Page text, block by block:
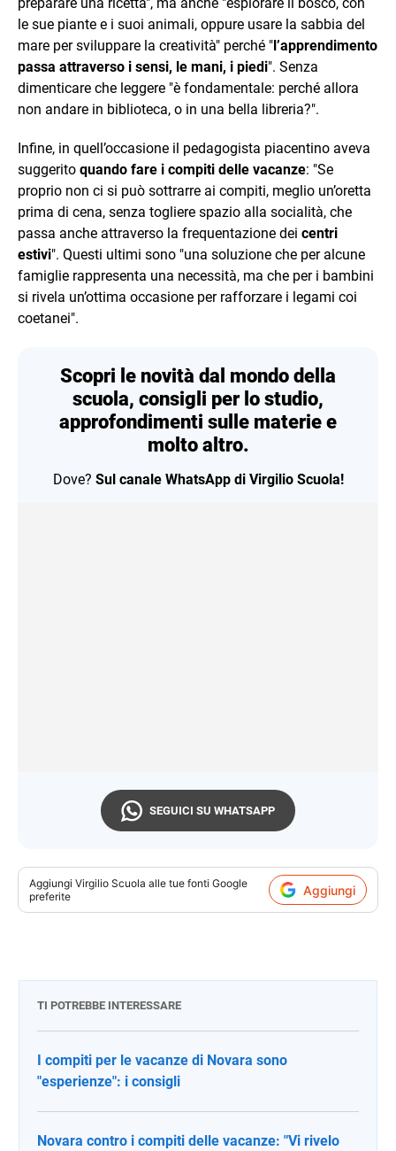
le sue piante e i suoi animali, oppure usare la sabbia del
mare per sviluppare la creatività" perché "l’apprendimento
passa attraverso i sensi, le mani, i piedi". Senza
dimenticare che leggere "è fondamentale: perché allora
non andare in biblioteca, o in una bella libreria?".
Infine, in quell’occasione il pedagogista piacentino aveva
suggerito quando fare i compiti delle vacanze: "Se
proprio non ci si può sottrarre ai compiti, meglio un’oretta
prima di cena, senza togliere spazio alla socialità, che
passa anche attraverso la frequentazione dei centri
estivi". Questi ultimi sono "una soluzione che per alcune
famiglie rappresenta una necessità, ma che per i bambini
si rivela un’ottima occasione per rafforzare i legami coi
coetanei".
Scopri le novità dal mondo della
scuola, consigli per lo studio,
approfondimenti sulle materie e
molto altro.
Dove? Sul canale WhatsApp di Virgilio Scuola!
SEGUICI SU WHATSAPP
Aggiungi Virgilio Scuola alle tue fonti Google
preferite
Aggiungi
TI POTREBBE INTERESSARE
I compiti per le vacanze di Novara sono
"esperienze": i consigli
Novara contro i compiti delle vacanze: "Vi rivelo